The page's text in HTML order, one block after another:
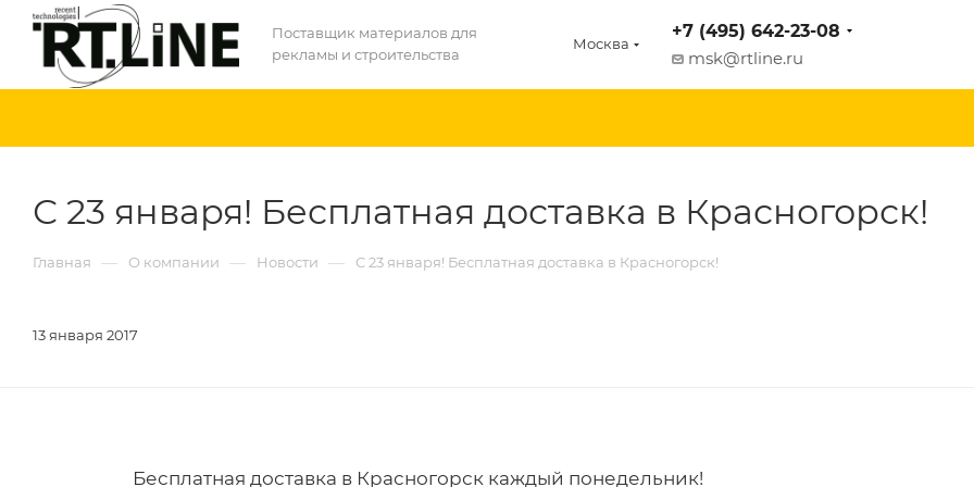
Поставщик материалов для
рекламы и строительства
Москва
+7 (495) 642-23-08
msk@rtline.ru
С 23 января! Бесплатная доставка в Красногорск!
Главная — О компании — Новости — С 23 января! Бесплатная доставка в Красногорск!
13 января 2017
Бесплатная доставка в Красногорск каждый понедельник!